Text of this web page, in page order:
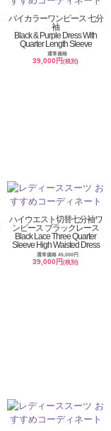
バイカラーワンピース 七分
袖
Black & Purple Dress With
Quarter Length Sleeve
通常価格
39,000円(税別)
ハイウエスト切替七分袖ワ
ンピース ブラックレース
Black Lace Three Quarter
Sleeve High Waisted Dress
通常価格 45,000円
39,000円(税別)